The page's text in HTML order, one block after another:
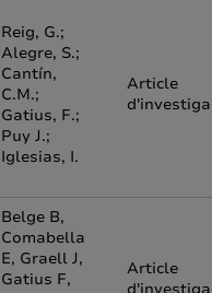
Reig, G.;
Alegre, S.;
Cantín,
C.M.;
Gatius, F.;
Puy J.;
Iglesias, I.
Article
Belge B,
Comabella
E, Graell J,
Gatius F,
Article